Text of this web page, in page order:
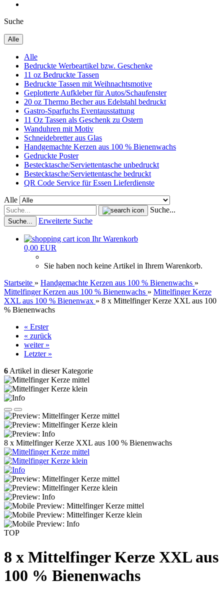
Suche
Alle
Alle
Bedruckte Werbeartikel bzw. Geschenke
11 oz Bedruckte Tassen
Bedruckte Tassen mit Weihnachtsmotive
Geplotterte Aufkleber für Autos/Schaufenster
20 oz Thermo Becher aus Edelstahl bedruckt
Gastro-Sparfuchs Eventausstattung
11 Oz Tassen als Geschenk zu Ostern
Wanduhren mit Motiv
Schneidebretter aus Glas
Handgemachte Kerzen aus 100 % Bienenwachs
Gedruckte Poster
Bestecktasche/Serviettentasche unbedruckt
Bestecktasche/Serviettentasche bedruckt
QR Code Service für Essen Lieferdienste
Alle
Suche...
Suche... Erweiterte Suche
Ihr Warenkorb
0,00 EUR
Sie haben noch keine Artikel in Ihrem Warenkorb.
Startseite » Handgemachte Kerzen aus 100 % Bienenwachs »
Mittelfinger Kerzen aus 100 % Bienenwachs » Mittelfinger Kerze
XXL aus 100 % Bienenwax » 8 x Mittelfinger Kerze XXL aus 100
% Bienenwachs
« Erster
« zurück
weiter »
Letzter »
6 Artikel in dieser Kategorie
8 x Mittelfinger Kerze XXL aus 100 % Bienenwachs
TOP
8 x Mittelfinger Kerze XXL aus
100 % Bienenwachs